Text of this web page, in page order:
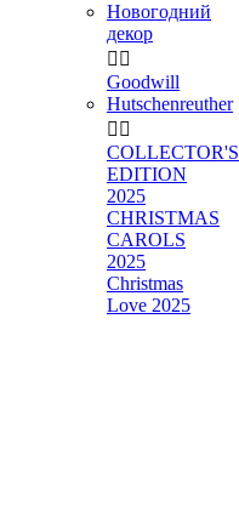
Новогодний
декор
 
Goodwill
Hutschenreuther
 
COLLECTOR'S
EDITION
2025
CHRISTMAS
CAROLS
2025
Christmas
Love 2025